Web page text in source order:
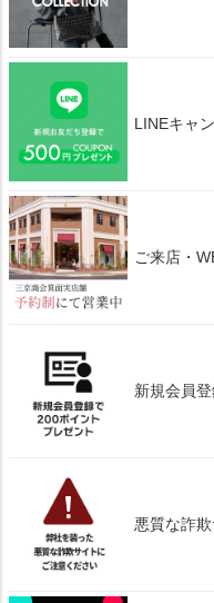
LINEキャ
ご来店・
新規会員
悪質な詐